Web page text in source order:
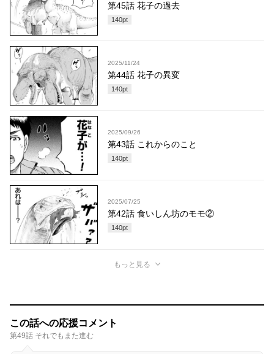
第45話 花子の過去
140pt
2025/11/24
第44話 花子の異変
140pt
2025/09/26
第43話 これからのこと
140pt
2025/07/25
第42話 食いしん坊のモモ②
140pt
もっと見る
この話への応援コメント
第49話 それでもまた進む